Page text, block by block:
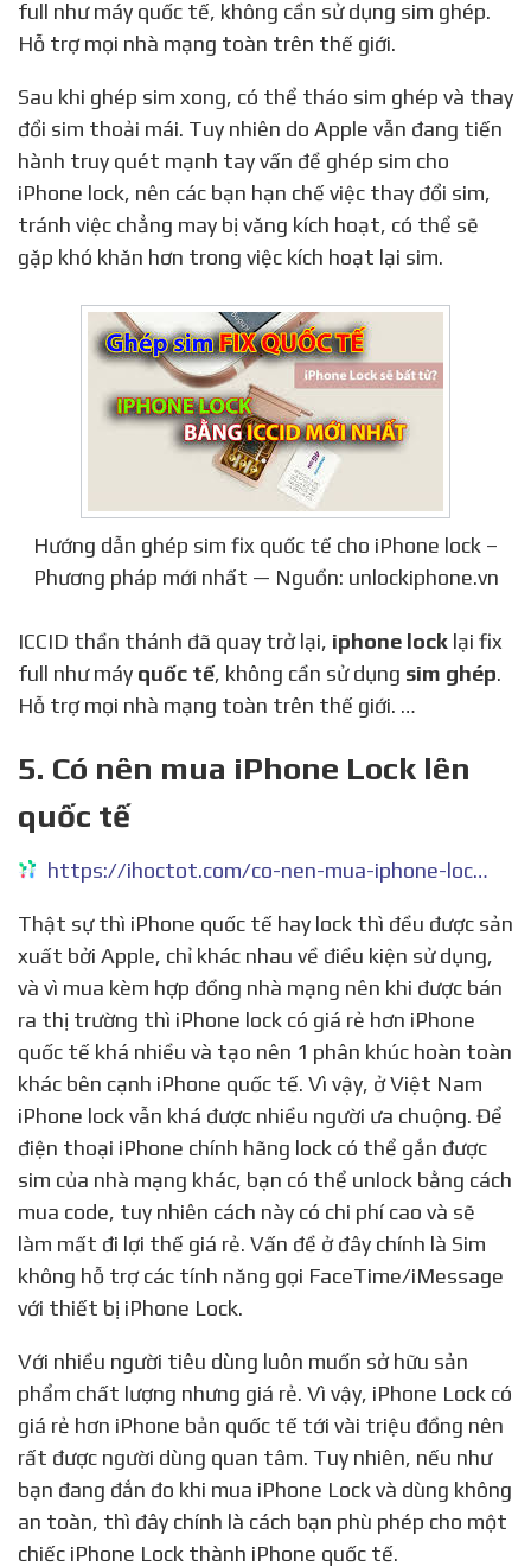
full như máy quốc tế, không cần sử dụng sim ghép.
Hỗ trợ mọi nhà mạng toàn trên thế giới.
Sau khi ghép sim xong, có thể tháo sim ghép và thay
đổi sim thoải mái. Tuy nhiên do Apple vẫn đang tiến
hành truy quét mạnh tay vấn đề ghép sim cho
iPhone lock, nên các bạn hạn chế việc thay đổi sim,
tránh việc chẳng may bị văng kích hoạt, có thể sẽ
gặp khó khăn hơn trong việc kích hoạt lại sim.
Hướng dẫn ghép sim fix quốc tế cho iPhone lock –
Phương pháp mới nhất — Nguồn: unlockiphone.vn
ICCID thần thánh đã quay trở lại, iphone lock lại fix
full như máy quốc tế, không cần sử dụng sim ghép.
Hỗ trợ mọi nhà mạng toàn trên thế giới. …
5. Có nên mua iPhone Lock lên
quốc tế
https://ihoctot.com/co-nen-mua-iphone-lock-len-quoc-te
Thật sự thì iPhone quốc tế hay lock thì đều được sản
xuất bởi Apple, chỉ khác nhau về điều kiện sử dụng,
và vì mua kèm hợp đồng nhà mạng nên khi được bán
ra thị trường thì iPhone lock có giá rẻ hơn iPhone
quốc tế khá nhiều và tạo nên 1 phân khúc hoàn toàn
khác bên cạnh iPhone quốc tế. Vì vậy, ở Việt Nam
iPhone lock vẫn khá được nhiều người ưa chuộng. Để
điện thoại iPhone chính hãng lock có thể gắn được
sim của nhà mạng khác, bạn có thể unlock bằng cách
mua code, tuy nhiên cách này có chi phí cao và sẽ
làm mất đi lợi thế giá rẻ. Vấn đề ở đây chính là Sim
không hỗ trợ các tính năng gọi FaceTime/iMessage
với thiết bị iPhone Lock.
Với nhiều người tiêu dùng luôn muốn sở hữu sản
phẩm chất lượng nhưng giá rẻ. Vì vậy, iPhone Lock có
giá rẻ hơn iPhone bản quốc tế tới vài triệu đồng nên
rất được người dùng quan tâm. Tuy nhiên, nếu như
bạn đang đắn đo khi mua iPhone Lock và dùng không
an toàn, thì đây chính là cách bạn phù phép cho một
chiếc iPhone Lock thành iPhone quốc tế.